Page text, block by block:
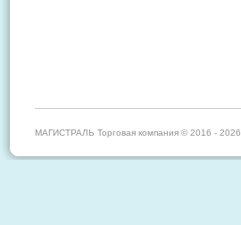
МАГИСТРАЛЬ Торговая компания © 2016 - 2026